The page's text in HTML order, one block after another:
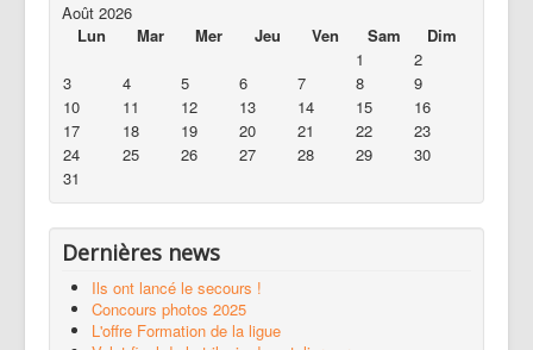
Août 2026
Lun
Mar Mer Jeu Ven Sam
Dim
1
2
3
4 5 6 7 8
9
10
11 12 13 14 15
16
17
18 19 20 21 22
23
24
25 26 27 28 29
30
31
Dernières news
Ils ont lancé le secours !
Concours photos 2025
L'offre Formation de la ligue